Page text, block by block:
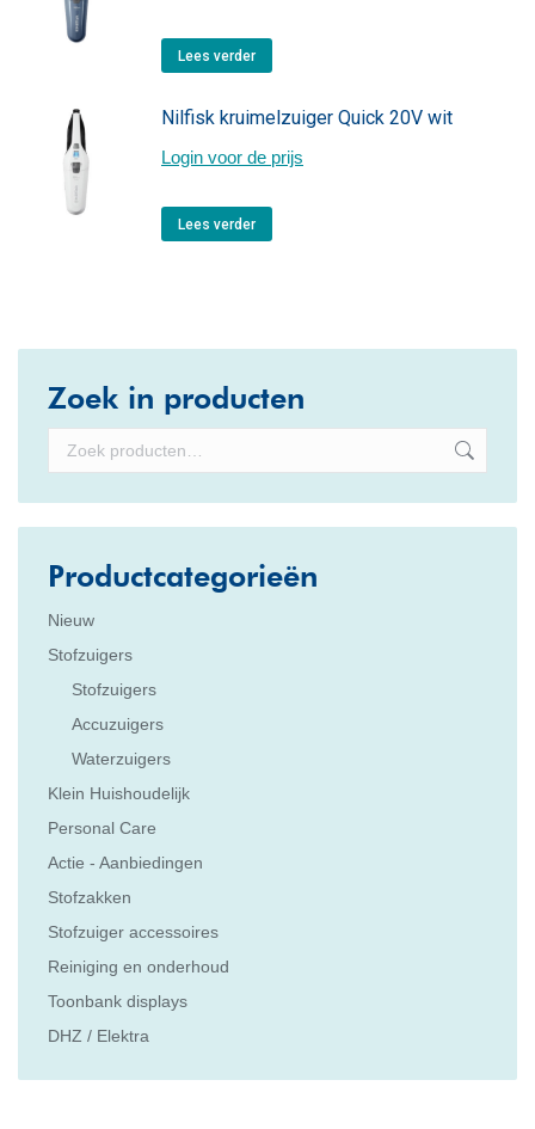
Lees verder
Nilfisk kruimelzuiger Quick 20V wit
Login voor de prijs
Lees verder
Zoek in producten
Productcategorieën
Nieuw
Stofzuigers
Stofzuigers
Accuzuigers
Waterzuigers
Klein Huishoudelijk
Personal Care
Actie - Aanbiedingen
Stofzakken
Stofzuiger accessoires
Reiniging en onderhoud
Toonbank displays
DHZ / Elektra